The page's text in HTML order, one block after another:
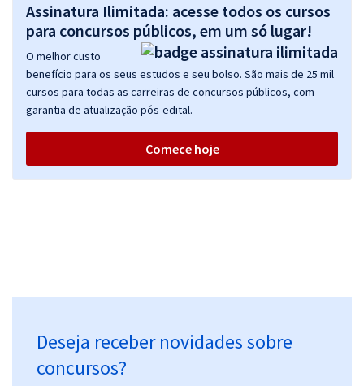
Assinatura Ilimitada: acesse todos os cursos
para concursos públicos, em um só lugar!
O melhor custo
benefício para os seus estudos e seu bolso. São mais de 25 mil
cursos para todas as carreiras de concursos públicos, com
garantia de atualização pós-edital.
Comece hoje
Deseja receber novidades sobre
concursos?